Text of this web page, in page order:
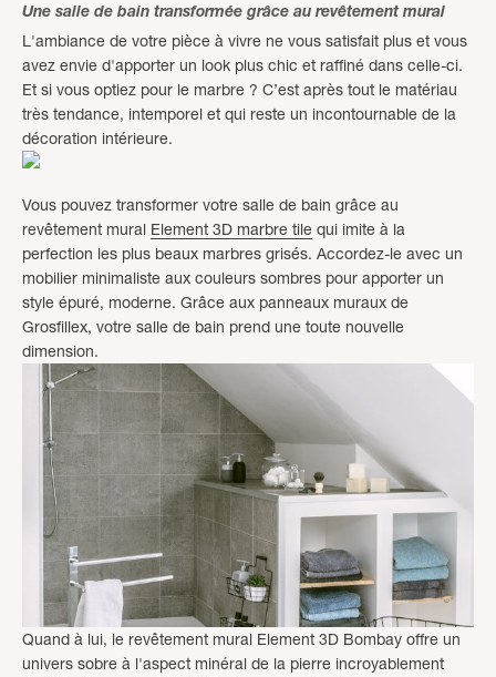
Une salle de bain transformée grâce au revêtement mural
L'ambiance de votre pièce à vivre ne vous satisfait plus et vous
avez envie d'apporter un look plus chic et raffiné dans celle-ci.
Et si vous optiez pour le marbre ? C’est après tout le matériau
très tendance, intemporel et qui reste un incontournable de la
décoration intérieure.
Vous pouvez transformer votre salle de bain grâce au
revêtement mural Element 3D marbre tile qui imite à la
perfection les plus beaux marbres grisés. Accordez-le avec un
mobilier minimaliste aux couleurs sombres pour apporter un
style épuré, moderne. Grâce aux panneaux muraux de
Grosfillex, votre salle de bain prend une toute nouvelle
dimension.
Quand à lui, le revêtement mural Element 3D Bombay offre un
univers sobre à l'aspect minéral de la pierre incroyablement